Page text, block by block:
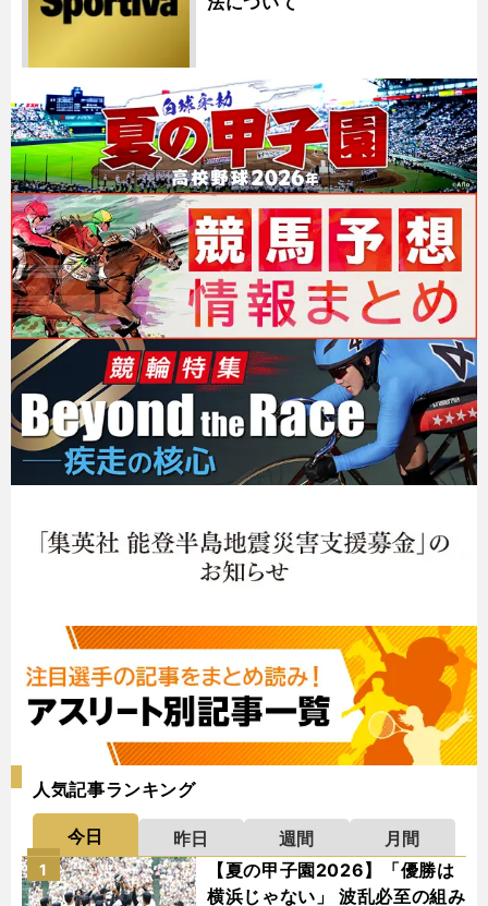
人気記事ランキング
今日 昨日 週間
月間
【夏の甲子園2026】「優勝は
横浜じゃない」 波乱必至の組み
1